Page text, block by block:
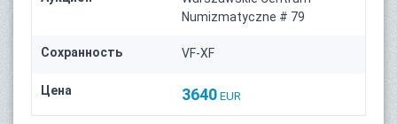
Numizmatyczne # 79
Сохранность VF-XF
Цена 3640 EUR